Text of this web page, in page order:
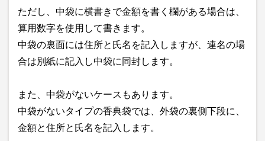
ただし、中袋に横書きで金額を書く欄がある場合は、
算用数字を使用して書きます。
中袋の裏面には住所と氏名を記入しますが、連名の場
合は別紙に記入し中袋に同封します。
また、中袋がないケースもあります。
中袋がないタイプの香典袋では、外袋の裏側下段に、
金額と住所と氏名を記入します。